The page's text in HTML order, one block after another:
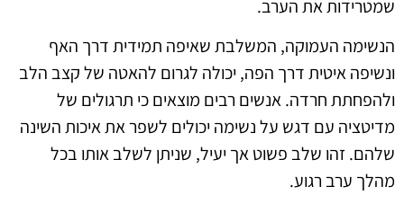
שמטרידות את הערב.
הנשימה העמוקה, המשלבת שאיפה תמידית דרך האף
ונשיפה איטית דרך הפה, יכולה לגרום להאטה של קצב הלב
ולהפחתת חרדה. אנשים רבים מוצאים כי תרגולים של
מדיטציה עם דגש על נשימה יכולים לשפר את איכות השינה
שלהם. זהו שלב פשוט אך יעיל, שניתן לשלב אותו בכל
מהלך ערב רגוע.